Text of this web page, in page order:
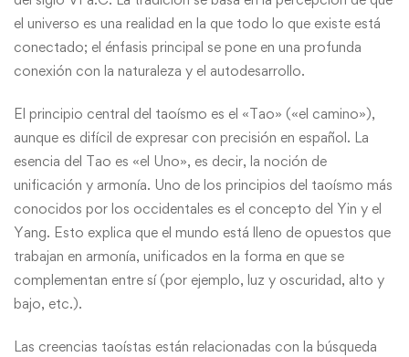
el universo es una realidad en la que todo lo que existe está
conectado; el énfasis principal se pone en una profunda
conexión con la naturaleza y el autodesarrollo.
El principio central del taoísmo es el «Tao» («el camino»),
aunque es difícil de expresar con precisión en español. La
esencia del Tao es «el Uno», es decir, la noción de
unificación y armonía. Uno de los principios del taoísmo más
conocidos por los occidentales es el concepto del Yin y el
Yang. Esto explica que el mundo está lleno de opuestos que
trabajan en armonía, unificados en la forma en que se
complementan entre sí (por ejemplo, luz y oscuridad, alto y
bajo, etc.).
Las creencias taoístas están relacionadas con la búsqueda